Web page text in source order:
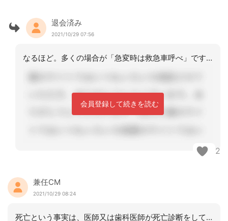
退会済み
2021/10/29 07:56
なるほど。多くの場合が「急変時は救急車呼べ」ですね。病院側も、治療なしの急変即死
会員登録して続きを読む
2
兼任CM
2021/10/29 08:24
死亡という事実は、医師又は歯科医師が死亡診断をして初めて確定します。しかしながら